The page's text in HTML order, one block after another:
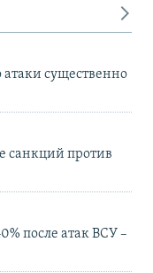
атаки существенно
санкций против
после атак ВСУ –